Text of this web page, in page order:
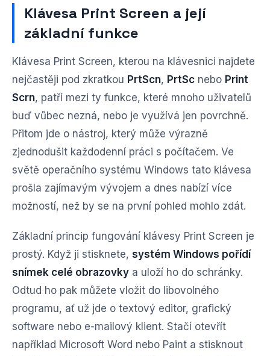
Klávesa Print Screen a její
základní funkce
Klávesa Print Screen, kterou na klávesnici najdete
nejčastěji pod zkratkou PrtScn, PrtSc nebo Print
Scrn, patří mezi ty funkce, které mnoho uživatelů
buď vůbec nezná, nebo je využívá jen povrchně.
Přitom jde o nástroj, který může výrazně
zjednodušit každodenní práci s počítačem. Ve
světě operačního systému Windows tato klávesa
prošla zajímavým vývojem a dnes nabízí více
možností, než by se na první pohled mohlo zdát.
Základní princip fungování klávesy Print Screen je
prostý. Když ji stisknete, systém Windows pořídí
snímek celé obrazovky a uloží ho do schránky.
Odtud ho pak můžete vložit do libovolného
programu, ať už jde o textový editor, grafický
software nebo e-mailový klient. Stačí otevřít
například Microsoft Word nebo Paint a stisknout